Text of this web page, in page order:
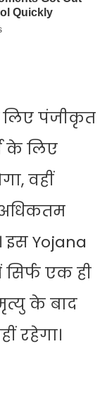
पंजीकृत
के लिए
वहीं
इस Yojana
एक ही
के बाद
रहेगा।